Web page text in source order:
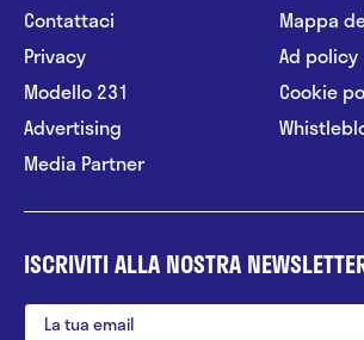
Contattaci
Privacy
Modello 231
Advertising
Media Partner
Mappa
Ad policy
Cookie
ISCRIVITI ALLA NOSTRA